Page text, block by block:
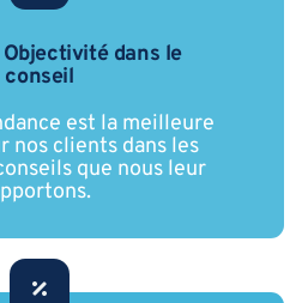
dans le
conseil
est la meilleure
nos clients dans les
que nous leur